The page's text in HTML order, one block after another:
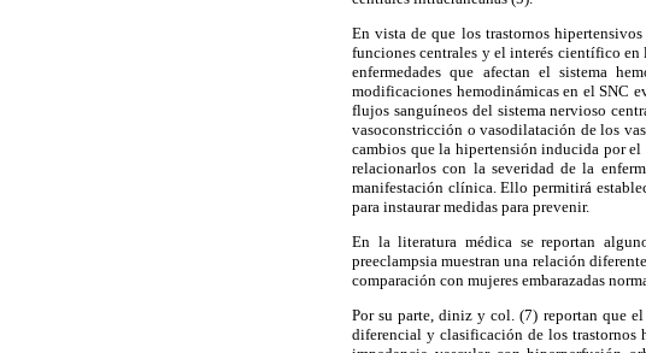
En vista de que los trastornos
funciones centrales y el interés científico
enfermedades que afectan el sistema
modificaciones hemodinámicas en el SNC
flujos sanguíneos del sistema nervioso
vasoconstricción o vasodilatación de los
cambios que la hipertensión inducida por
relacionarlos con la severidad de la
manifestación clínica. Ello permitirá
para instaurar medidas para prevenir.
En la literatura médica se reportan
preeclampsia muestran una relación
comparación con mujeres embarazadas
Por su parte, diniz y col. (7) reportan que
diferencial y clasificación de los trastornos